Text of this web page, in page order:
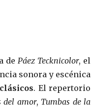
de Páez Tecknicolor, el
sonora y escénica
. El repertorio
del amor, Tumbas de la